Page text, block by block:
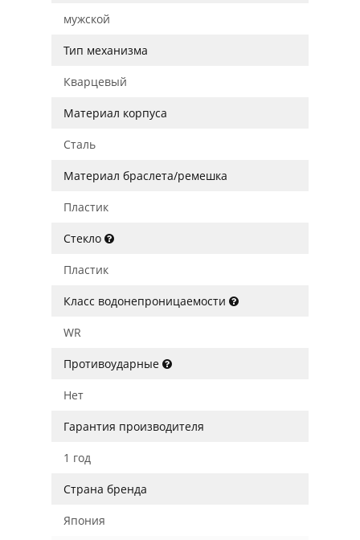
мужской
Тип механизма
Кварцевый
Материал корпуса
Сталь
Материал браслета/ремешка
Пластик
Стекло
Пластик
Класс водонепроницаемости
WR
Противоударные
Нет
Гарантия производителя
1 год
Страна бренда
Япония